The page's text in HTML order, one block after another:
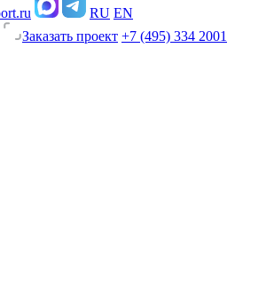
RU EN
Заказать проект +7 (495) 334 2001